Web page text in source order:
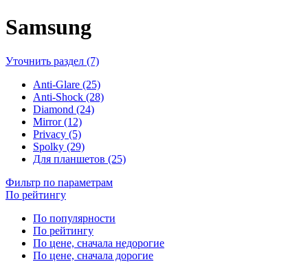
Samsung
Уточнить раздел (7)
Anti-Glare (25)
Anti-Shock (28)
Diamond (24)
Mirror (12)
Privacy (5)
Spolky (29)
Для планшетов (25)
Фильтр по параметрам
По рейтингу
По популярности
По рейтингу
По цене, сначала недорогие
По цене, сначала дорогие